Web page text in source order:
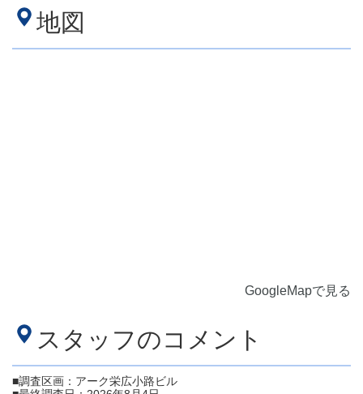
地図
GoogleMapで見る
スタッフのコメント
■調査区画：アーク栄広小路ビル